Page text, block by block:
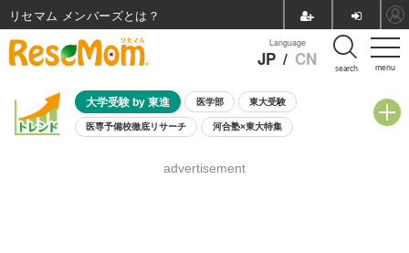
menu
Language
JP / CN search
大学受験 by 東進 医学部 東大受験
医専予備校徹底リサーチ 河合塾×東大特集
8月開催学校説明会・相談会
advertisement
リセマム メンバーズ